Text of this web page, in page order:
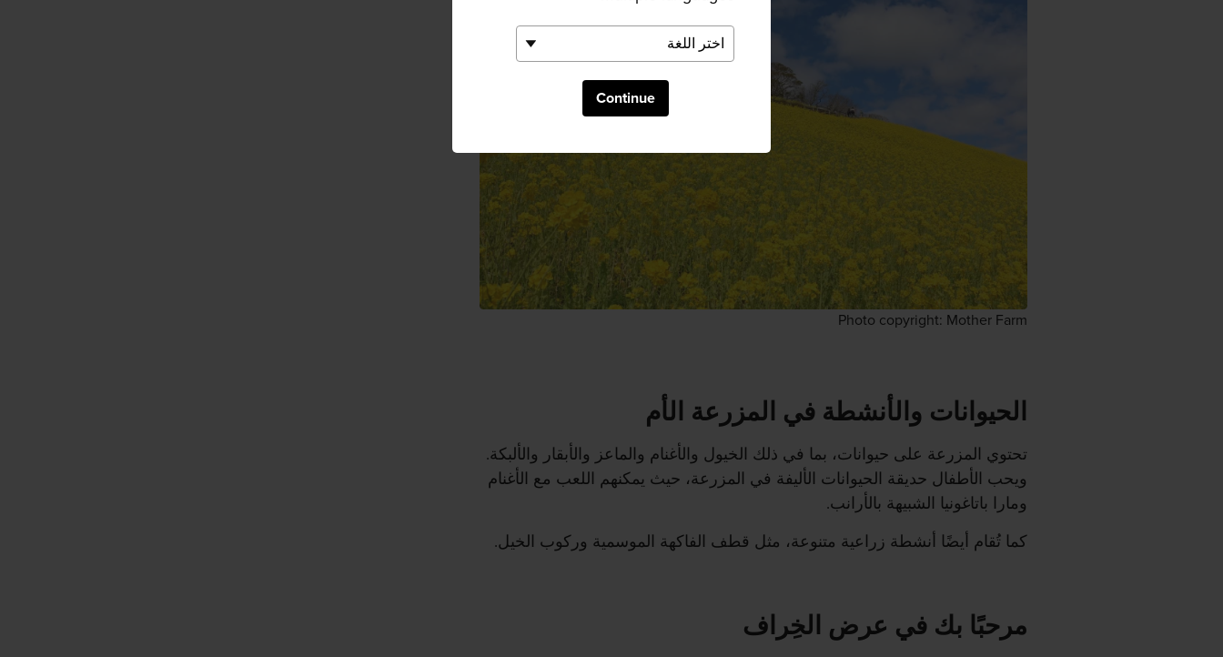
Continue
Photo copyright: Mother Farm
الحيوانات والأنشطة في المزرعة الأم
تحتوي المزرعة على حيوانات، بما في ذلك الخيول والأغنام والماعز والأبقار والألبكة.
ويحب الأطفال حديقة الحيوانات الأليفة في المزرعة، حيث يمكنهم اللعب مع الأغنام
ومارا باتاغونيا الشبيهة بالأرانب.
كما تُقام أيضًا أنشطة زراعية متنوعة، مثل قطف الفاكهة الموسمية وركوب الخيل.
مرحبًا بك في عرض الخِراف